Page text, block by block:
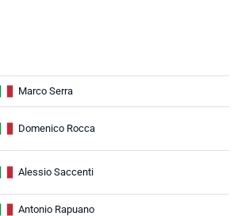
Marco Serra
Domenico Rocca
Alessio Saccenti
Antonio Rapuano